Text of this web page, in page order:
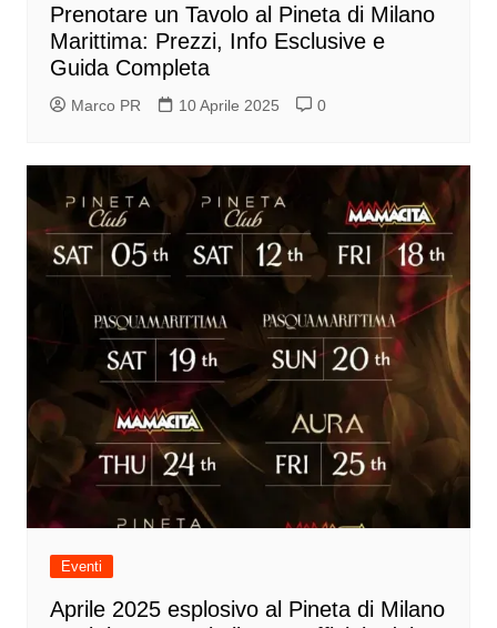
Prenotare un Tavolo al Pineta di Milano
Marittima: Prezzi, Info Esclusive e
Guida Completa
Marco PR 10 Aprile 2025 0
Eventi
Aprile 2025 esplosivo al Pineta di Milano